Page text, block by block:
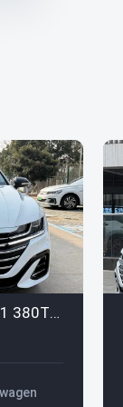
FAW-Volkswagen CC 2021 380TSI Duomu Edition